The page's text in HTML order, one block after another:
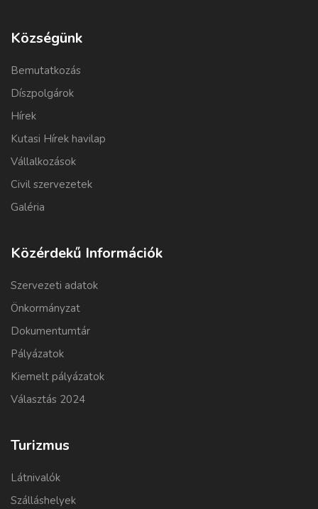
Községünk
Bemutatkozás
Díszpolgárok
Hírek
Kutasi Hírek havilap
Vállalkozások
Civil szervezetek
Galéria
Közérdekű Információk
Szervezeti adatok
Önkormányzat
Dokumentumtár
Pályázatok
Kiemelt pályázatok
Választás 2024
Turizmus
Látnivalók
Szálláshelyek